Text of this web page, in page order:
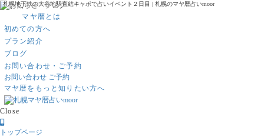
札幌地下鉄の大谷地駅直結キャポで占いイベント２日目 | 札幌のマヤ暦占いmoor
マヤ暦とは
初めての方へ
プラン紹介
ブログ
お問い合わせ・ご予約
お問い合わせ ご予約
マヤ暦をもっと知りたい方へ
Close
トップページ